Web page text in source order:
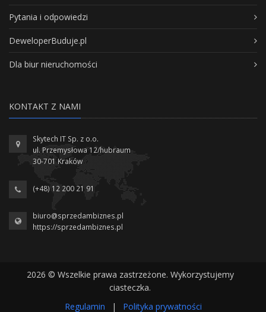
Pytania i odpowiedzi
DeweloperBuduje.pl
Dla biur nieruchomości
KONTAKT Z NAMI
Skytech IT Sp. z o.o.
ul. Przemysłowa 12/hubraum
30-701 Kraków
(+48) 12 200 21 91
biuro@sprzedambiznes.pl
https://sprzedambiznes.pl
2026 © Wszelkie prawa zastrzeżone. Wykorzystujemy
ciasteczka.
Regulamin
| Polityka prywatności